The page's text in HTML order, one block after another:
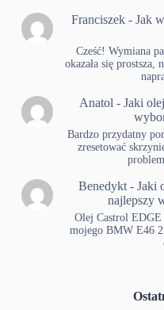
Franciszek- Jak
Cześć! Wymiana
okazała się
Anatol - Jaki
Bardzo przydatny
zresetować
Benedykt- Jaki
najlepszy
Olej Castrol
mojego BMW E46